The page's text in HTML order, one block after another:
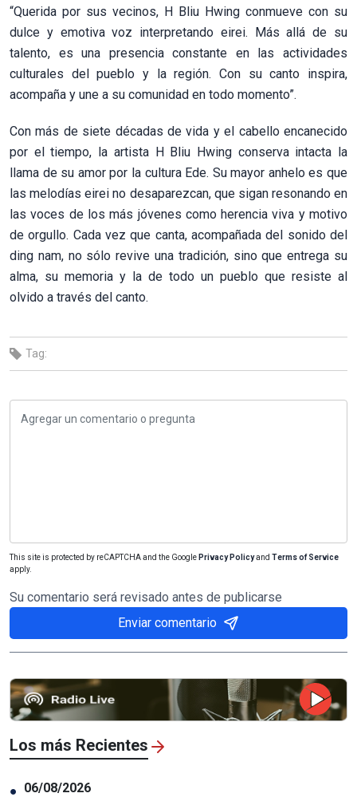
“Querida por sus vecinos, H Bliu Hwing conmueve con su
dulce y emotiva voz interpretando eirei. Más allá de su
talento, es una presencia constante en las actividades
culturales del pueblo y la región. Con su canto inspira,
acompaña y une a su comunidad en todo momento”.
Con más de siete décadas de vida y el cabello encanecido
por el tiempo, la artista H Bliu Hwing conserva intacta la
llama de su amor por la cultura Ede. Su mayor anhelo es que
las melodías eirei no desaparezcan, que sigan resonando en
las voces de los más jóvenes como herencia viva y motivo
de orgullo. Cada vez que canta, acompañada del sonido del
ding nam, no sólo revive una tradición, sino que entrega su
alma, su memoria y la de todo un pueblo que resiste al
olvido a través del canto.
Tag:
This site is protected by reCAPTCHA and the Google Privacy Policyand Terms of Service
apply.
Su comentario será revisado antes de publicarse
Enviar comentario
Los más Recientes
● 06/08/2026